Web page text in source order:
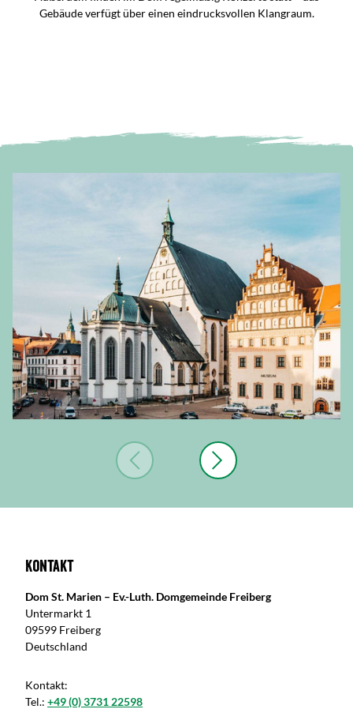
Gebäude verfügt über einen eindrucksvollen Klangraum.
Kontakt
Dom St. Marien – Ev.-Luth. Domgemeinde Freiberg
Untermarkt 1
09599 Freiberg
Deutschland
Kontakt:
Tel.: +49 (0) 3731 22598